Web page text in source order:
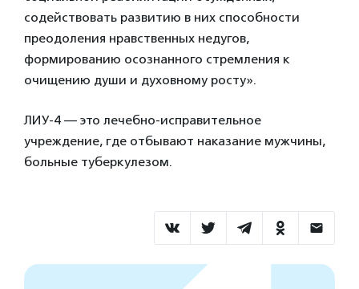
содействовать развитию в них способности
преодоления нравственных недугов,
формированию осознанного стремления к
очищению души и духовному росту».
ЛИУ-4 — это лечебно-исправительное
учреждение, где отбывают наказание мужчины,
больные туберкулезом.